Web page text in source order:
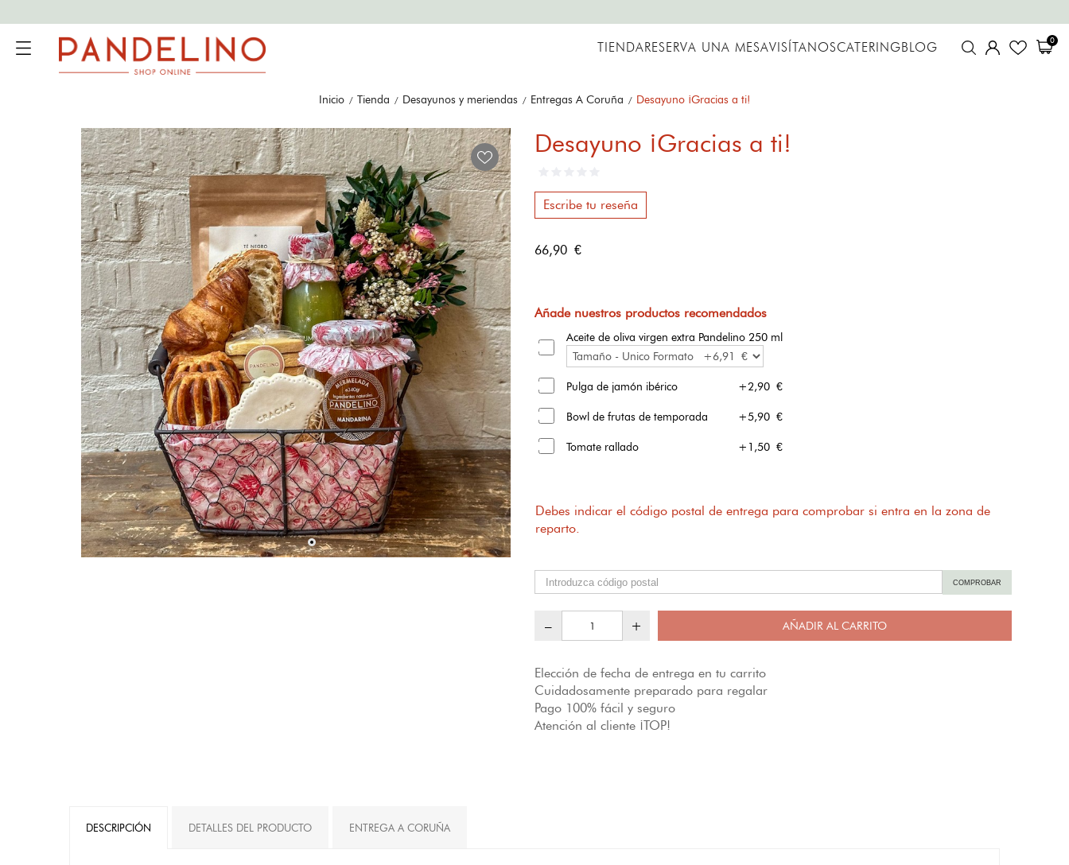
0
TIENDARESERVA UNA MESAVISÍTANOSCATERINGBLOG
Inicio Tienda Desayunos y meriendas Entregas A Coruña Desayuno ¡Gracias a ti!
Desayuno ¡Gracias a ti!
Escribe tu reseña
66,90 €
Añade nuestros productos recomendados
Aceite de oliva virgen extra Pandelino 250 ml
Pulga de jamón ibérico +2,90 €
Bowl de frutas de temporada +5,90 €
Tomate rallado +1,50 €
Debes indicar el código postal de entrega para comprobar si entra en la zona de
reparto.
COMPROBAR
– + AÑADIR AL CARRITO
Elección de fecha de entrega en tu carrito
Cuidadosamente preparado para regalar
Pago 100% fácil y seguro
Atención al cliente ¡TOP!
DESCRIPCIÓN DETALLES DEL PRODUCTO ENTREGA A CORUÑA